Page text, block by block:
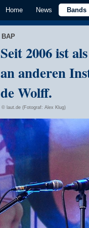
Home News Bands
BAP
Seit 2006 ist
an anderen
de Wolff.
© laut.de (Fotograf: Alex Klug)